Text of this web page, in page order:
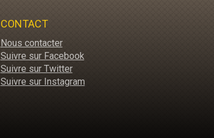
CONTACT
Nous contacter
Suivre sur Facebook
Suivre sur Twitter
Suivre sur Instagram